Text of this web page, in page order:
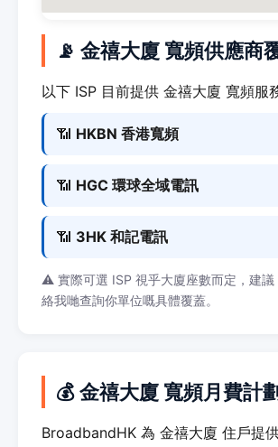
📡 金禧大廈 寬頻供應商
以下 ISP 目前提供 金禧大廈 寬頻服
📶 HKBN 香港寬頻
📶 HGC 環球全域電訊
📶 3HK 和記電訊
⚠️ 實際可選 ISP 視乎大廈座數而定，建
絡我哋查詢你單位嘅具體覆蓋。
💰 金禧大廈 寬頻月費計劃
BroadbandHK 為 金禧大廈 住戶提